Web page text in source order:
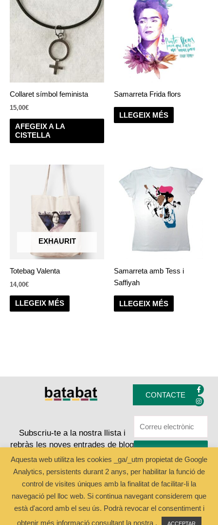
Collaret símbol feminista
15,00€
AFEGEIX A LA
CISTELLA
Samarreta Frida flors
LLEGEIX MÉS
EXHAURIT
Totebag Valenta
14,00€
LLEGEIX MÉS
Samarreta amb Tess i
Saffiyah
LLEGEIX MÉS
CONTACTE
F
a
c
e
o
-
I
n
s
t
g
m
Subscriu-te a la nostra llista i
rebràs les noves entrades de blog
Aquesta web utilitza les cookies _ga/_utm propietat de Google
Analytics, persistents durant 2 anys, per habilitar la funció de
control de visites úniques amb la finalitat de facilitar-li la
navegació pel lloc web. Si continua navegant considerem que
està d'acord amb el seu ús. Podrà revocar el consentiment i
obtenir més informació consultant la nostra .
ACCEPTAR